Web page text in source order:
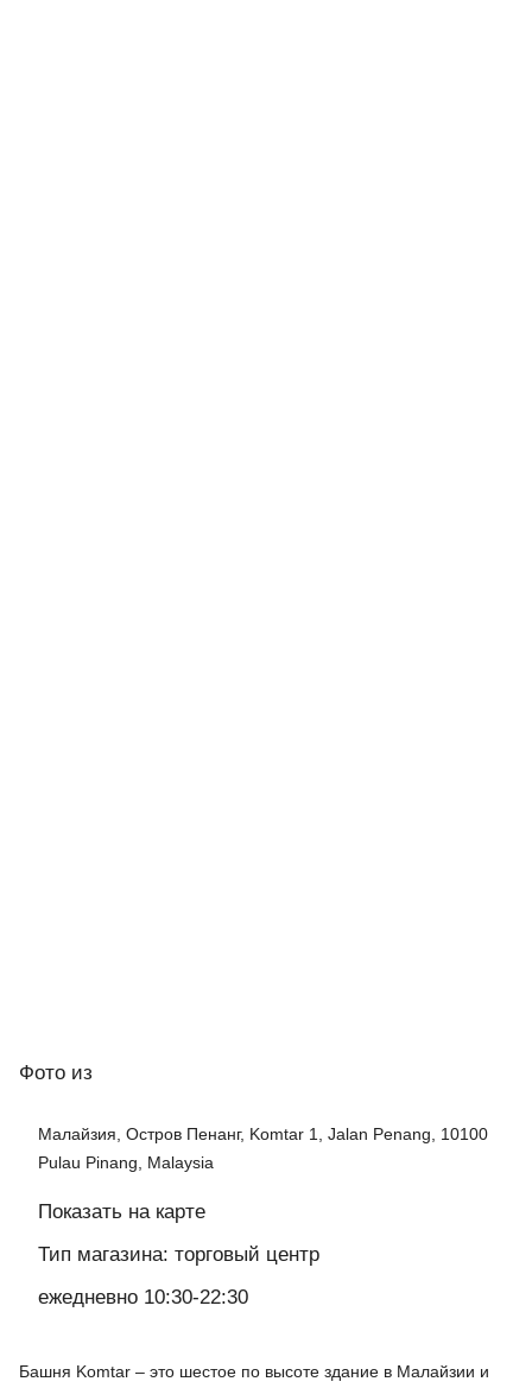
Фото из
Малайзия, Остров Пенанг, Komtar 1, Jalan Penang, 10100
Pulau Pinang, Malaysia
Показать на карте
Тип магазина: торговый центр
ежедневно 10:30-22:30
Башня Komtar – это шестое по высоте здание в Малайзии и